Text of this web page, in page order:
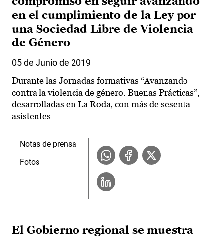
en el cumplimiento de la Ley por
una Sociedad Libre de Violencia
de Género
05 de Junio de 2019
Durante las Jornadas formativas “Avanzando
contra la violencia de género. Buenas Prácticas”,
desarrolladas en La Roda, con más de sesenta
asistentes
Notas de prensa
Fotos
El Gobierno regional se muestra